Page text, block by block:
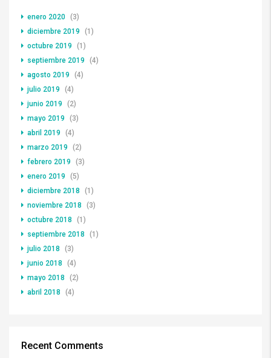
enero 2020 (3)
diciembre 2019
(1)
octubre 2019
(1)
septiembre 2019
(4)
agosto 2019
(4)
julio 2019
(4)
junio 2019
(2)
mayo 2019
(3)
abril 2019
(4)
marzo 2019
(2)
febrero 2019
(3)
enero 2019
(5)
diciembre 2018
(1)
noviembre 2018
(3)
octubre 2018
(1)
septiembre 2018
(1)
julio 2018
(3)
junio 2018
(4)
mayo 2018
(2)
abril 2018
(4)
Recent Comments